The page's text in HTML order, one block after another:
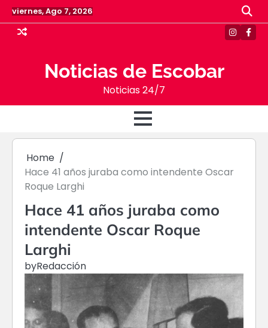
Skip
to
content
viernes, Ago 7, 2026
Noticias de Escobar
Noticias 24/7
Home
Hace 41 años juraba como intendente Oscar
Roque Larghi
Hace 41 años juraba como
intendente Oscar Roque
Larghi
byRedacción